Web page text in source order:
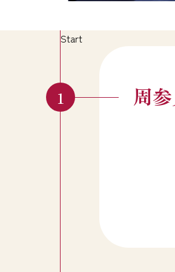
Start
周